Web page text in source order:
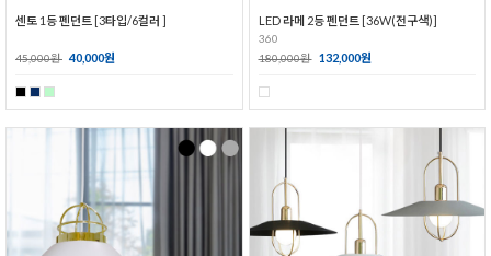
센토 1등 펜던트 [3타입/6컬러 ]
45,000원 40,000원
LED 라메 2등 펜던트 [36W(전구색)]
360
180,000원 132,000원